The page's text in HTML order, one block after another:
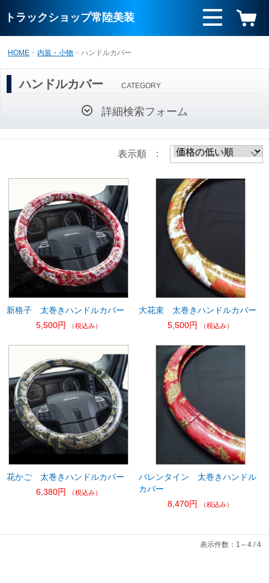
トラックショップ常陸美装
HOME 内装・小物 ハンドルカバー
ハンドルカバー CATEGORY
詳細検索フォーム
表示順 :
新格子 太巻きハンドルカバー
5,500円
（税込み）
大花束 太巻きハンドルカバー
5,500円
（税込み）
花かご 太巻きハンドルカバー
6,380円
（税込み）
バレンタイン 太巻きハンドル
カバー
8,470円
（税込み）
表示件数：1～4 / 4